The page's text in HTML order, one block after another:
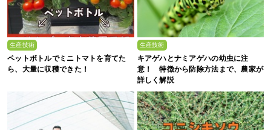
生産技術
ペットボトルでミニトマトを育てた
ら、大量に収穫できた！
生産技術
キアゲハとナミアゲハの幼虫に注
意！ 特徴から防除方法まで、農家が
詳しく解説